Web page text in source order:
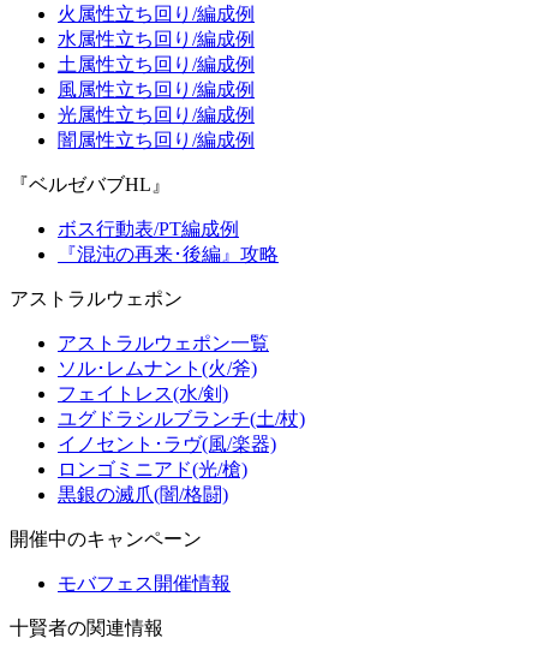
火属性立ち回り/編成例
水属性立ち回り/編成例
土属性立ち回り/編成例
風属性立ち回り/編成例
光属性立ち回り/編成例
闇属性立ち回り/編成例
『ベルゼバブHL』
ボス行動表/PT編成例
『混沌の再来･後編』攻略
アストラルウェポン
アストラルウェポン一覧
ソル･レムナント(火/斧)
フェイトレス(水/剣)
ユグドラシルブランチ(土/杖)
イノセント･ラヴ(風/楽器)
ロンゴミニアド(光/槍)
黒銀の滅爪(闇/格闘)
開催中のキャンペーン
モバフェス開催情報
十賢者の関連情報